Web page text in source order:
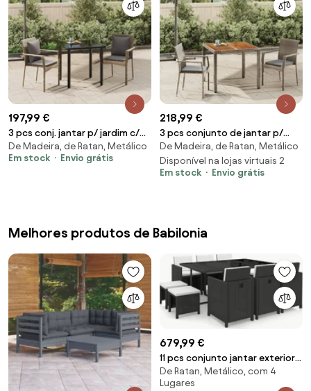
197,99 €
3 pcs conj. jantar p/ jardim c/
almofadões vime PE
preto/cinza
De Madeira, de Ratan, Metálico
Em stock
Envio grátis
218,99 €
3 pcs conjunto de jantar p/
jardim c/ almofadões vime PE
cinza
De Madeira, de Ratan, Metálico
Disponível na lojas virtuais 2
Em stock
Envio grátis
Melhores produtos de Babilonia
679,99 €
11 pcs conjunto jantar exterior
com almofadões vime PE preto
De Ratan, Metálico, com 4
Lugares